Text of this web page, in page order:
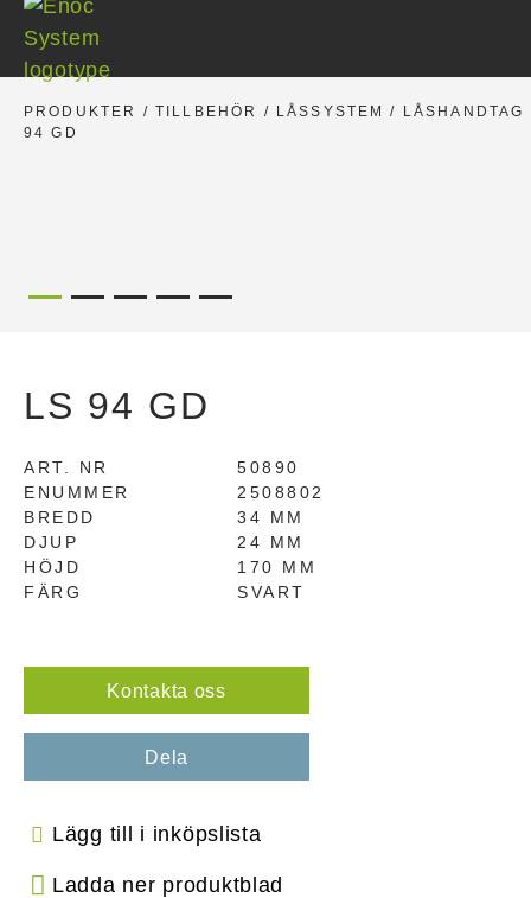
Skip
content
PRODUKTER / TILLBEHÖR / LÅSSYSTEM / LÅSHANDTAG
94 GD
LS 94 GD
ART. NR
50890
ENUMMER
2508802
BREDD
34 MM
DJUP
24 MM
HÖJD
170 MM
FÄRG
SVART
Kontakta oss
Dela
Lägg till i inköpslista
Ladda ner produktblad